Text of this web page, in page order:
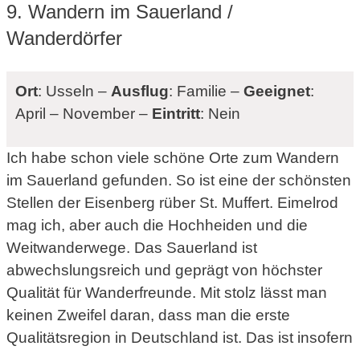
9. Wandern im Sauerland /
Wanderdörfer
Ort: Usseln – Ausflug: Familie – Geeignet:
April – November – Eintritt: Nein
Ich habe schon viele schöne Orte zum Wandern
im Sauerland gefunden. So ist eine der schönsten
Stellen der Eisenberg rüber St. Muffert. Eimelrod
mag ich, aber auch die Hochheiden und die
Weitwanderwege. Das Sauerland ist
abwechslungsreich und geprägt von höchster
Qualität für Wanderfreunde. Mit stolz lässt man
keinen Zweifel daran, dass man die erste
Qualitätsregion in Deutschland ist. Das ist insofern